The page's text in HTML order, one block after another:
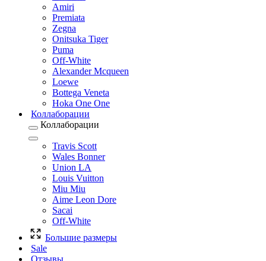
Amiri
Premiata
Zegna
Onitsuka Tiger
Puma
Off-White
Alexander Mcqueen
Loewe
Bottega Veneta
Hoka One One
Коллаборации
Коллаборации
Travis Scott
Wales Bonner
Union LA
Louis Vuitton
Miu Miu
Aime Leon Dore
Sacai
Off-White
Большие размеры
Sale
Отзывы